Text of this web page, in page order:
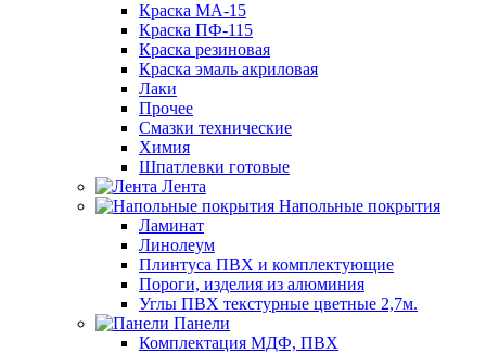
Краска МА-15
Краска ПФ-115
Краска резиновая
Краска эмаль акриловая
Лаки
Прочее
Смазки технические
Химия
Шпатлевки готовые
Лента
Напольные покрытия
Ламинат
Линолеум
Плинтуса ПВХ и комплектующие
Пороги, изделия из алюминия
Углы ПВХ текстурные цветные 2,7м.
Панели
Комплектация МДФ, ПВХ